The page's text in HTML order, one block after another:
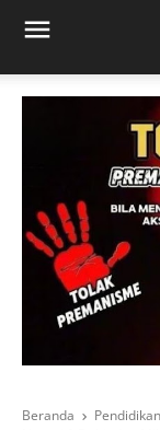
Beranda Pendidikan